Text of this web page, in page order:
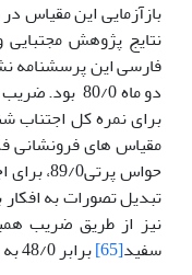
فارسی این پرسشنامه
دو ماه 80/0
نیز از طریق ضریب
سفید[65]
برابر 48/0 به دست آمد.